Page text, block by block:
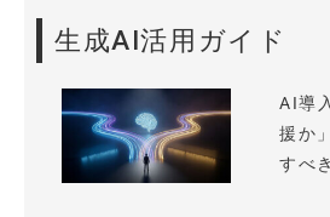
生成AI活用ガイド
AI導
援か
すべ